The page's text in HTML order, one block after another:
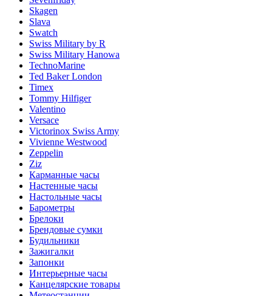
Skagen
Slava
Swatch
Swiss Military by R
Swiss Military Hanowa
TechnoMarine
Ted Baker London
Timex
Tommy Hilfiger
Valentino
Versace
Victorinox Swiss Army
Vivienne Westwood
Zeppelin
Ziz
Карманные часы
Настенные часы
Настольные часы
Барометры
Брелоки
Брендовые сумки
Будильники
Зажигалки
Запонки
Интерьерные часы
Канцелярские товары